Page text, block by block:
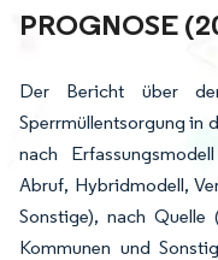
ROGNOSE
Der Bericht über
Sperrmüllentsorgung in
nach
Abruf, Hybridmodell,
Sonstige), nach Quelle
Kommunen und